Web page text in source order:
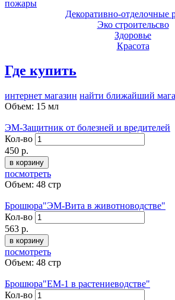
пожары
Декоративно-отделочные
Эко строительсво
Здоровье
Красота
Где купить
интернет магазин найти ближайший
Объем: 15 мл
ЭМ-Защитник от болезней и вредителей
Кол-во
450 р.
в корзину
посмотреть
Объем: 48 стр
Брошюра"ЭМ-Вита в животноводстве"
Кол-во
563 р.
в корзину
посмотреть
Объем: 48 стр
Брошюра"EM-1 в растениеводстве"
Кол-во